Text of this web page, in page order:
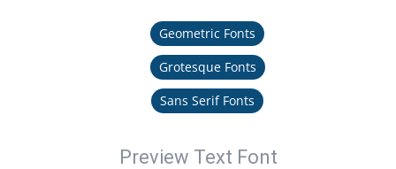
Geometric Fonts
Grotesque Fonts
Sans Serif Fonts
Preview Text Font